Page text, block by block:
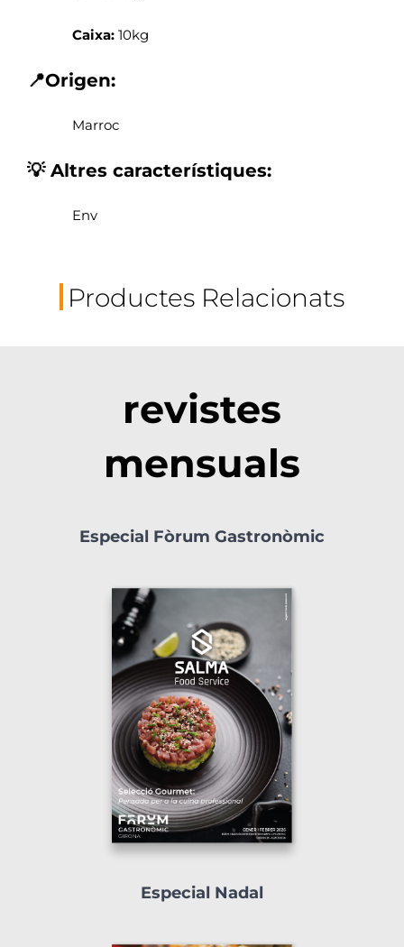
Caixa: 10kg
📍Origen:
Marroc
💡 Altres característiques:
Env
Productes Relacionats
revistes
mensuals
Especial Fòrum Gastronòmic
Especial Nadal